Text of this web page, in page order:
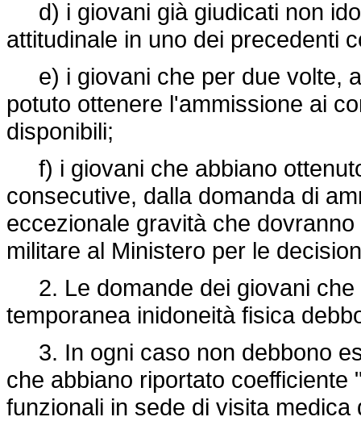
d) i giovani già giudicati non
attitudinale in uno dei precedenti
e) i giovani che per due volte,
potuto ottenere l'ammissione ai
disponibili;
f) i giovani che abbiano
consecutive, dalla domanda di
eccezionale gravità che
militare al Ministero per le
2. Le domande dei giovani che
temporanea inidoneità fisica
3. In ogni caso non debbono
che abbiano riportato
funzionali in sede di visita medica